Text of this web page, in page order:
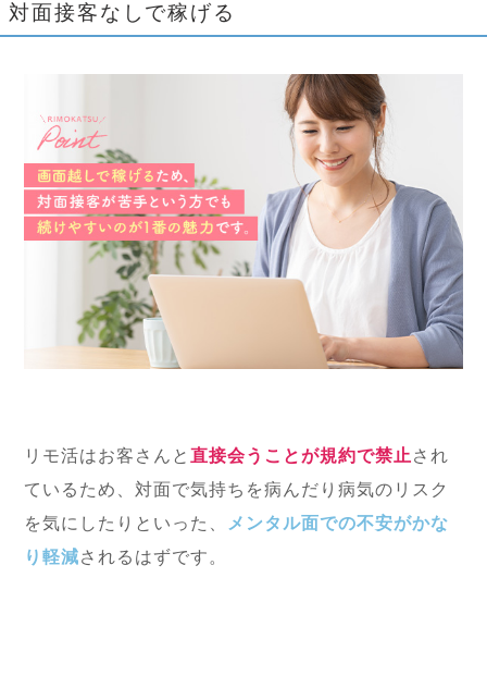
対面接客なしで稼げる
リモ活はお客さんと直接会うことが規約で禁止 され
ているため、対面で気持ちを病んだり病気のリスク
を気にしたりといった、
メンタル面での不安がかな
り軽減されるはずです。